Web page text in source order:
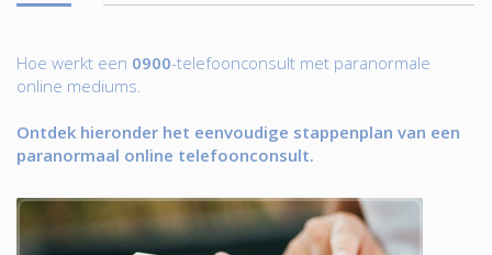
Hoe werkt een 0900-telefoonconsult met paranormale
online mediums.
Ontdek hieronder het eenvoudige stappenplan van een
paranormaal online telefoonconsult.